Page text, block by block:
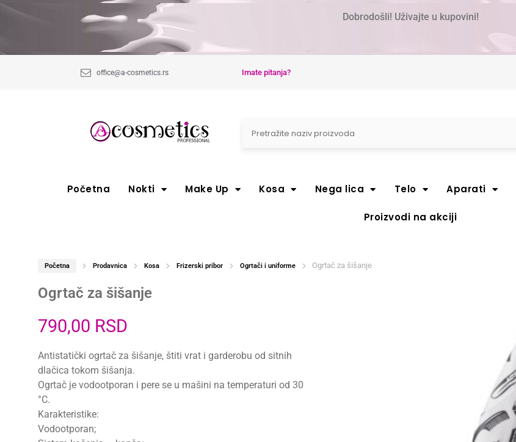
Dobrodošli! Uživajte u kupovini!
office@a-cosmetics.rs Imate pitanja?
Početna Nokti Make Up Kosa Nega lica Telo Aparati
Proizvodi na akciji
Početna Prodavnica Kosa Frizerski pribor Ogrtači i uniforme Ogrtač za šišanje
Ogrtač za šišanje
790,00 RSD
Antistatički ogrtač za šišanje, štiti vrat i garderobu od sitnih
dlačica tokom šišanja.
Ogrtač je vodootporan i pere se u mašini na temperaturi od 30
°C.
Karakteristike:
Vodootporan;